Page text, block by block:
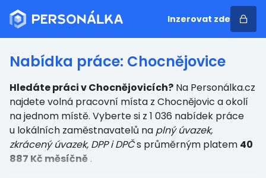
Inzerovat zde
Nabídka práce: Chocnějovice
Hledáte práci v Chocnějovicích? Na Personálka.cz
najdete volná pracovní místa z Chocnějovic a okolí
na jednom místě. Vyberte si z 1 036 nabídek práce
u lokálních zaměstnavatelů na plný úvazek,
zkrácený úvazek, DPP i DPČs průměrným platem 40
887 Kč měsíčně .